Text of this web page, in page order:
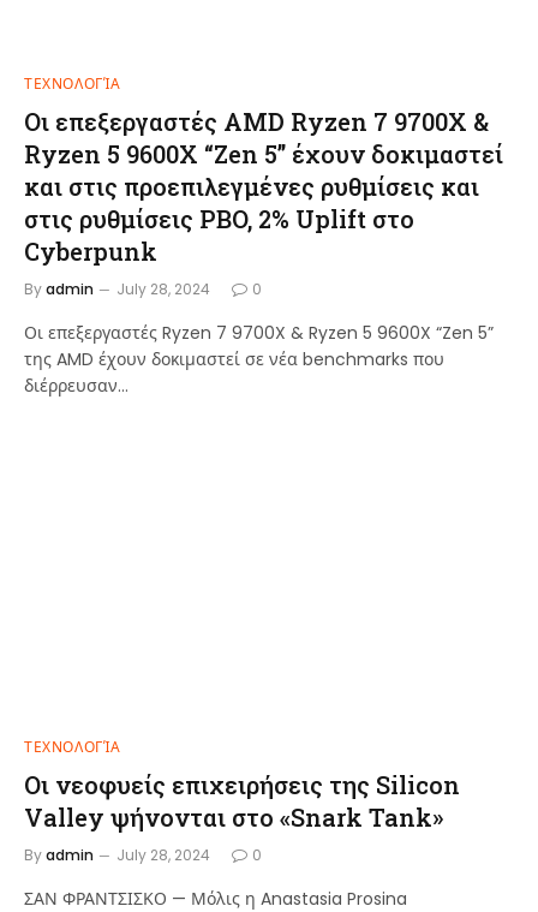
ΤΕΧΝΟΛΟΓΊΑ
Οι επεξεργαστές AMD Ryzen 7 9700X &
Ryzen 5 9600X “Zen 5” έχουν δοκιμαστεί
και στις προεπιλεγμένες ρυθμίσεις και
στις ρυθμίσεις PBO, 2% Uplift στο
Cyberpunk
Byadmin July 28, 2024 0
Οι επεξεργαστές Ryzen 7 9700X & Ryzen 5 9600X “Zen 5”
της AMD έχουν δοκιμαστεί σε νέα benchmarks που
διέρρευσαν…
ΤΕΧΝΟΛΟΓΊΑ
Οι νεοφυείς επιχειρήσεις της Silicon
Valley ψήνονται στο «Snark Tank»
Byadmin July 28, 2024 0
ΣΑΝ ΦΡΑΝΤΣΙΣΚΟ — Μόλις η Anastasia Prosina